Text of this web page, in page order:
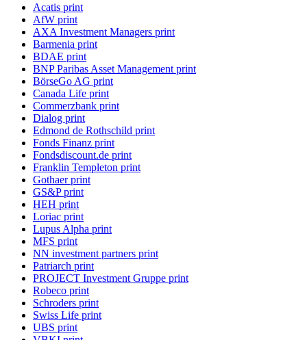
Acatis print
AfW print
AXA Investment Managers print
Barmenia print
BDAE print
BNP Paribas Asset Management print
BörseGo AG print
Canada Life print
Commerzbank print
Dialog print
Edmond de Rothschild print
Fonds Finanz print
Fondsdiscount.de print
Franklin Templeton print
Gothaer print
GS&P print
HEH print
Loriac print
Lupus Alpha print
MFS print
NN investment partners print
Patriarch print
PROJECT Investment Gruppe print
Robeco print
Schroders print
Swiss Life print
UBS print